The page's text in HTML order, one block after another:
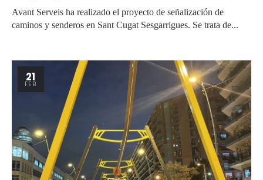
Avant Serveis ha realizado el proyecto de señalización de
caminos y senderos en Sant Cugat Sesgarrigues. Se trata de...
21
FEB